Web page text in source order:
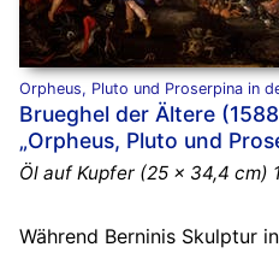
Orpheus, Pluto und Proserpina in
Brueghel der Ältere
„Orpheus, Pluto und
Öl auf Kupfer (25 x 34,4 cm)
Während Berninis Skulptur